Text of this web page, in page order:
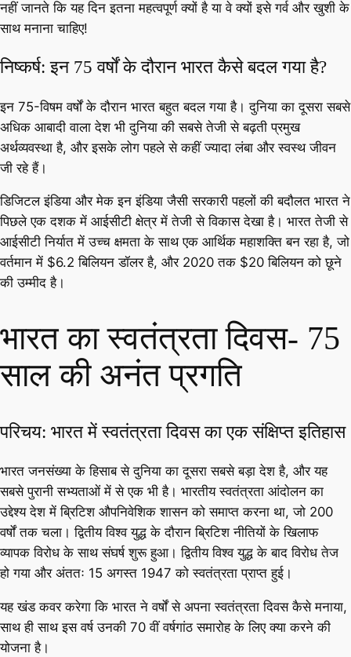
नहीं जानते कि यह दिन इतना महत्वपूर्ण क्यों है या वे क्यों इसे गर्व और खुशी के
साथ मनाना चाहिए!
निष्कर्ष: इन 75 वर्षों के दौरान भारत कैसे बदल गया है?
इन 75-विषम वर्षों के दौरान भारत बहुत बदल गया है। दुनिया का दूसरा सबसे
अधिक आबादी वाला देश भी दुनिया की सबसे तेजी से बढ़ती प्रमुख
अर्थव्यवस्था है, और इसके लोग पहले से कहीं ज्यादा लंबा और स्वस्थ जीवन
जी रहे हैं।
डिजिटल इंडिया और मेक इन इंडिया जैसी सरकारी पहलों की बदौलत भारत ने
पिछले एक दशक में आईसीटी क्षेत्र में तेजी से विकास देखा है। भारत तेजी से
आईसीटी निर्यात में उच्च क्षमता के साथ एक आर्थिक महाशक्ति बन रहा है, जो
वर्तमान में $6.2 बिलियन डॉलर है, और 2020 तक $20 बिलियन को छूने
की उम्मीद है।
भारत का स्वतंत्रता दिवस- 75
साल की अनंत प्रगति
परिचय: भारत में स्वतंत्रता दिवस का एक संक्षिप्त इतिहास
भारत जनसंख्या के हिसाब से दुनिया का दूसरा सबसे बड़ा देश है, और यह
सबसे पुरानी सभ्यताओं में से एक भी है। भारतीय स्वतंत्रता आंदोलन का
उद्देश्य देश में ब्रिटिश औपनिवेशिक शासन को समाप्त करना था, जो 200
वर्षों तक चला। द्वितीय विश्व युद्ध के दौरान ब्रिटिश नीतियों के खिलाफ
व्यापक विरोध के साथ संघर्ष शुरू हुआ। द्वितीय विश्व युद्ध के बाद विरोध तेज
हो गया और अंततः 15 अगस्त 1947 को स्वतंत्रता प्राप्त हुई।
यह खंड कवर करेगा कि भारत ने वर्षों से अपना स्वतंत्रता दिवस कैसे मनाया,
साथ ही साथ इस वर्ष उनकी 70 वीं वर्षगांठ समारोह के लिए क्या करने की
योजना है।